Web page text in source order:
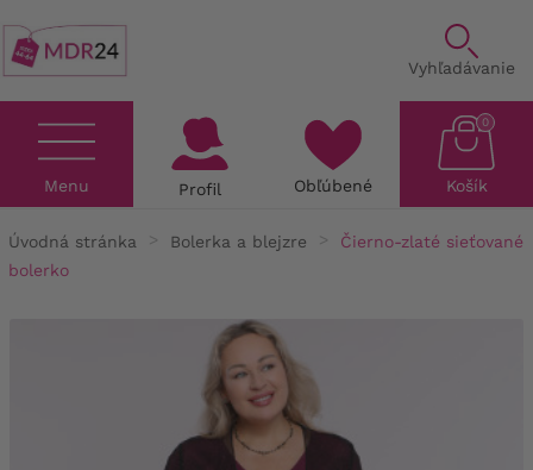
Vyhľadávanie
Menu Profil Obľúbené Košík
0
Úvodná stránka Bolerka a blejzre
Čierno-zlaté sieťované
bolerko